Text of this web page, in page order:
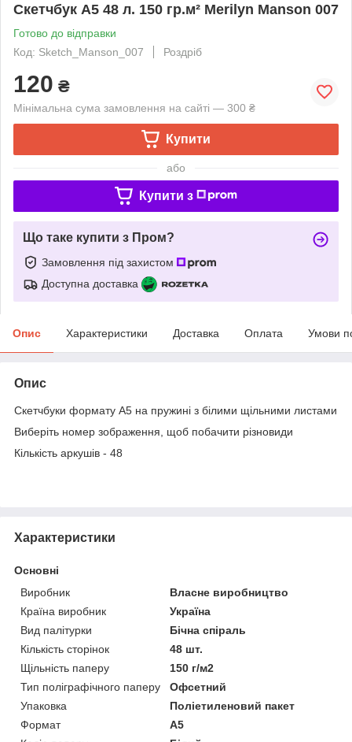
Скетчбук А5 48 л. 150 гр.м² Merilyn Manson 007
Готово до відправки
Код: Sketch_Manson_007
Роздріб
120 ₴
Мінімальна сума замовлення на сайті — 300 ₴
Купити
або
Купити з
Що таке купити з Пром?
Замовлення під захистом
Доступна доставка
Опис Характеристики Доставка Оплата Умови
Опис
Скетчбуки формату А5 на пружині з білими щільними листами
Виберіть номер зображення, щоб побачити різновиди
Кількість аркушів - 48
Характеристики
Основні
Виробник
Власне виробництво
Країна виробник
Україна
Вид палітурки
Бічна спіраль
Кількість сторінок
48 шт.
Щільність паперу
150 г/м2
Тип поліграфічного паперу
Офсетний
Упаковка
Поліетиленовий пакет
Формат
A5